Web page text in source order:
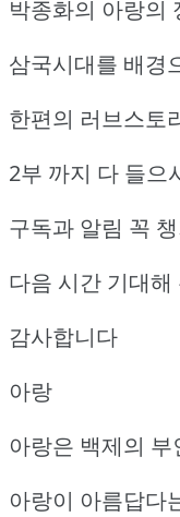
박종화의 아랑의
삼국시대를 배경
한편의 러브스토
2부 까지 다 들으
구독과 알림 꼭
다음 시간 기대해
감사합니다
아랑
아랑은 백제의 부
아랑이 아름답다